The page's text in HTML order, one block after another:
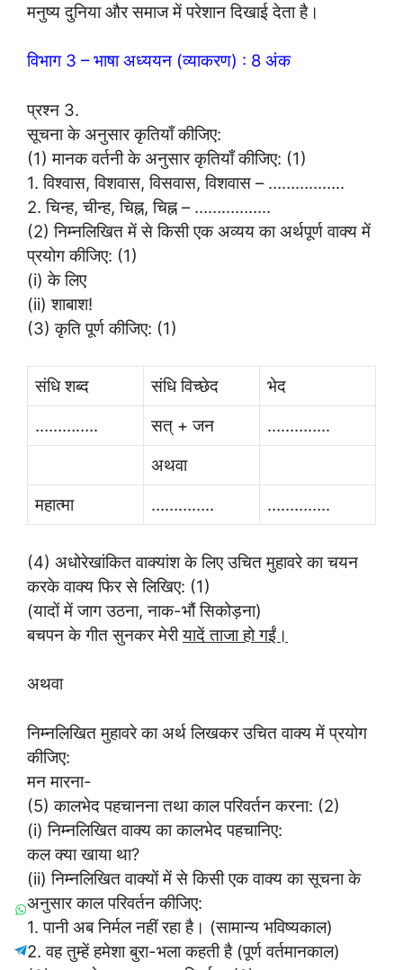
मनुष्य दुनिया और समाज में परेशान दिखाई देता है।
विभाग 3 – भाषा अध्ययन (व्याकरण) : 8 अंक
प्रश्न 3.
सूचना के अनुसार कृतियाँ कीजिए:
(1) मानक वर्तनी के अनुसार कृतियाँ कीजिए: (1)
1. विश्वास, विशवास, विसवास, विशवास – ……………..
2. चिन्ह, चीन्ह, चिह्न, चिह्न – ……………..
(2) निम्नलिखित में से किसी एक अव्यय का अर्थपूर्ण वाक्य में
प्रयोग कीजिए: (1)
(i) के लिए
(ii) शाबाश!
(3) कृति पूर्ण कीजिए: (1)
संधि शब्द संधि विच्छेद
भेद
…………..
सत् + जन
…………..
अथवा
महात्मा
………….. …………..
(4) अधोरेखांकित वाक्यांश के लिए उचित मुहावरे का चयन
करके वाक्य फिर से लिखिए: (1)
(यादों में जाग उठना, नाक-भौं सिकोड़ना)
बचपन के गीत सुनकर मेरीयादें ताजा हो गईं।
अथवा
निम्नलिखित मुहावरे का अर्थ लिखकर उचित वाक्य में प्रयोग
कीजिए:
मन मारना-
(5) कालभेद पहचानना तथा काल परिवर्तन करना: (2)
(i) निम्नलिखित वाक्य का कालभेद पहचानिए:
कल क्या खाया था?
(ii) निम्नलिखित वाक्यों में से किसी एक वाक्य का सूचना के
अनुसार काल परिवर्तन कीजिए:
1. पानी अब निर्मल नहीं रहा है। (सामान्य भविष्यकाल)
2. वह तुम्हें हमेशा बुरा-भला कहती है (पूर्ण वर्तमानकाल)